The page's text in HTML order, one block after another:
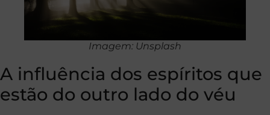
Imagem: Unsplash
A influência dos espíritos que
estão do outro lado do véu